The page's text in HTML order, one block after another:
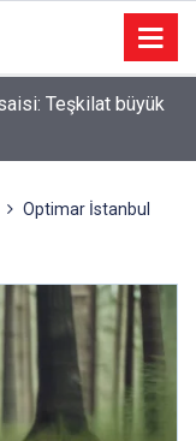
Teşkilat büyük
Optimar İstanbul